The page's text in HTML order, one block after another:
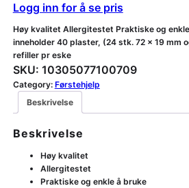
Logg inn for å se pris
Høy kvalitet Allergitestet Praktiske og
inneholder 40 plaster, (24 stk. 72 x 19 mm
refiller pr eske
SKU: 10305077100709
Category: Førstehjelp
Beskrivelse
Beskrivelse
Høy kvalitet
Allergitestet
Praktiske og enkle å bruke